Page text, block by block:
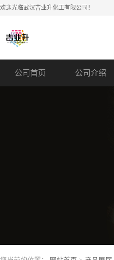
欢迎光临武汉吉业升化工有限公司！
公司首页 公司介绍